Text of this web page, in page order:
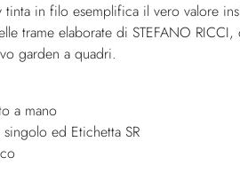
tinta in filo esemplifica il vero valore
trame elaborate di STEFANO
garden a quadri.
a mano
singolo ed Etichetta SR